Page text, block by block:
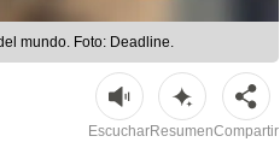
mundo. Foto: Deadline.
EscucharResumenCompartir